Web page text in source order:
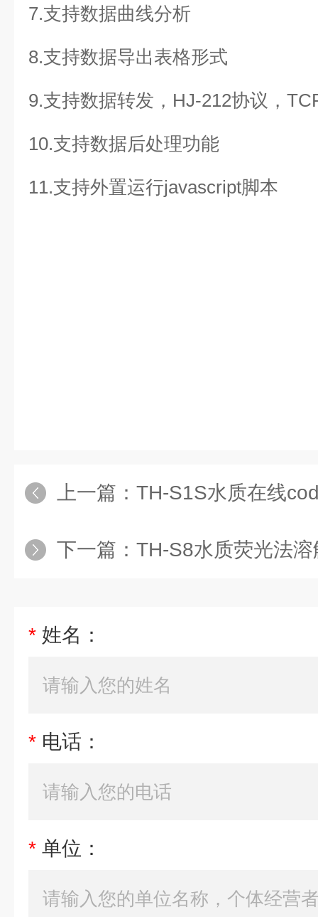
7.支持数据曲线分析
8.支持数据导出表格形式
9.支持数据转发，HJ-212协议，
10.支持数据后处理功能
11.支持外置运行javascript脚本
上一篇： TH-S1S水质在线
下一篇： TH-S8水质荧光法
* 姓名：
* 电话：
* 单位：